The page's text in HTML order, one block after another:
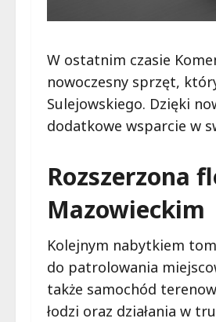
W ostatnim czasie
nowoczesny sprzęt,
Sulejowskiego. Dzięki
dodatkowe wsparcie w
Rozszerzona
Mazowieckim
Kolejnym nabytkiem
do patrolowania
także samochód
łodzi oraz działania w